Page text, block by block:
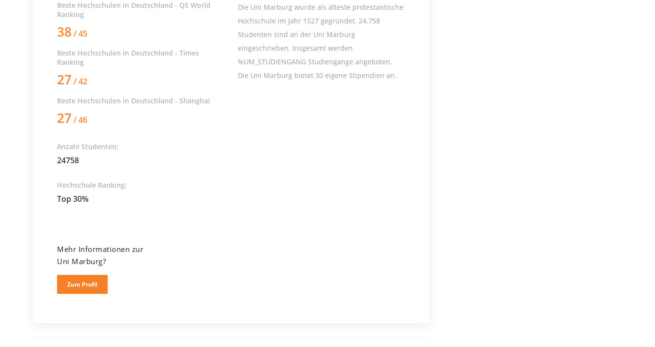
Beste Hochschulen in Deutschland - QS World
Ranking
38 / 45
Beste Hochschulen in Deutschland - Times
Ranking
27 / 42
Beste Hochschulen in Deutschland - Shanghai
27 / 46
Anzahl Studenten:
24758
Hochschule Ranking:
Top 30%
Die Uni Marburg wurde als älteste protestantische
Hochschule im Jahr 1527 gegründet. 24.758
Studenten sind an der Uni Marburg
eingeschrieben. Insgesamt werden
%UM_STUDIENGANG Studiengänge angeboten.
Die Uni Marburg bietet 30 eigene Stipendien an.
Mehr Informationen zur
Uni Marburg?
Zum Profil